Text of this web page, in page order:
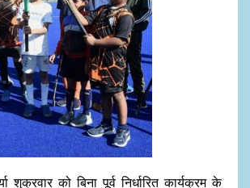
शुक्रवार को बिना पूर्व निर्धारित कार्यक्रम के